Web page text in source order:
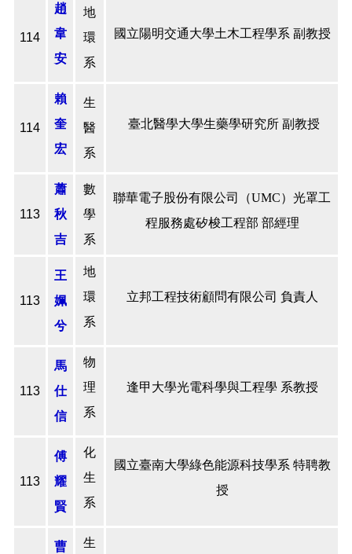
114
趙
韋
安
地
環
系
國立陽明交通大學土木工程學系 副教授
114
賴
奎
宏
生
醫
系
臺北醫學大學生藥學研究所 副教授
113
蕭
秋
吉
數
學
系
聯華電子股份有限公司（UMC）光罩工
程服務處矽梭工程部 部經理
113
王
姵
兮
地
環
系
立邦工程技術顧問有限公司 負責人
113
馬
仕
信
物
理
系
逢甲大學光電科學與工程學 系教授
113
傅
耀
賢
化
生
系
國立臺南大學綠色能源科技學系 特聘教
授
曹
生